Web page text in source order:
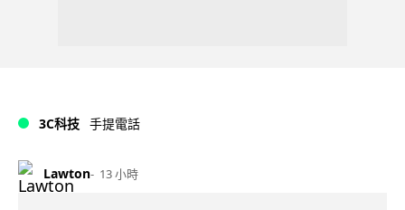
3C科技 手提電話
Lawton 13 小時